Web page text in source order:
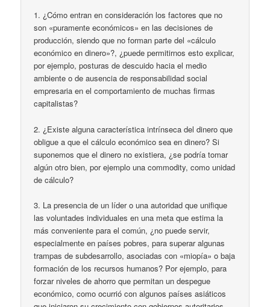
1. ¿Cómo entran en consideración los factores que no
son «puramente económicos» en las decisiones de
producción, siendo que no forman parte del «cálculo
económico en dinero»?, ¿puede permitirnos esto explicar,
por ejemplo, posturas de descuido hacia el medio
ambiente o de ausencia de responsabilidad social
empresaria en el comportamiento de muchas firmas
capitalistas?
2. ¿Existe alguna característica intrínseca del dinero que
obligue a que el cálculo económico sea en dinero? Si
suponemos que el dinero no existiera, ¿se podría tomar
algún otro bien, por ejemplo una commodity, como unidad
de cálculo?
3. La presencia de un líder o una autoridad que unifique
las voluntades individuales en una meta que estima la
más conveniente para el común, ¿no puede servir,
especialmente en países pobres, para superar algunas
trampas de subdesarrollo, asociadas con «miopía» o baja
formación de los recursos humanos? Por ejemplo, para
forzar niveles de ahorro que permitan un despegue
económico, como ocurrió con algunos países asiáticos